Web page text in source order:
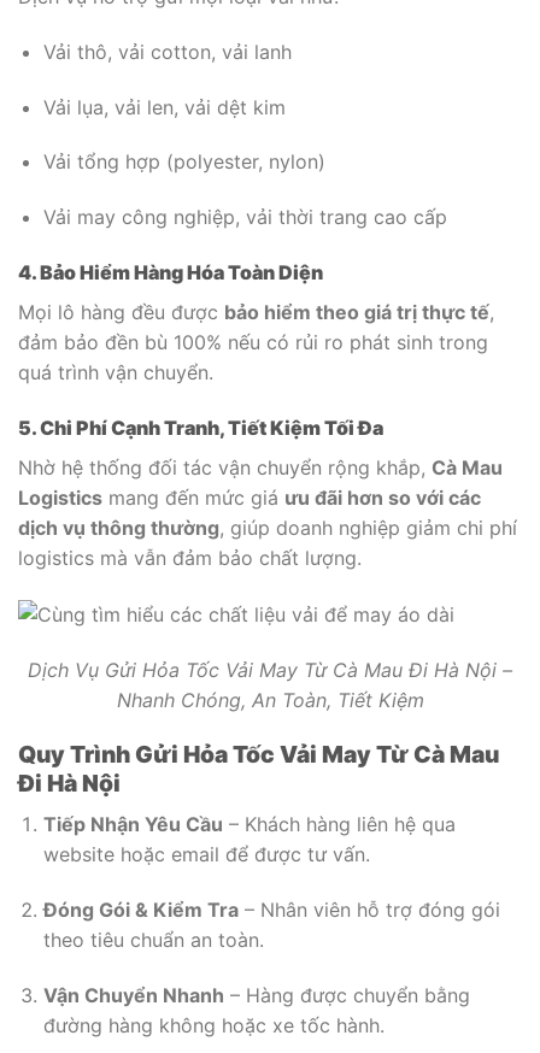
Vải thô, vải cotton, vải lanh
Vải lụa, vải len, vải dệt kim
Vải tổng hợp (polyester, nylon)
Vải may công nghiệp, vải thời trang cao cấp
4. Bảo Hiểm Hàng Hóa Toàn Diện
Mọi lô hàng đều được bảo hiểm theo giá trị thực tế,
đảm bảo đền bù 100% nếu có rủi ro phát sinh trong
quá trình vận chuyển.
5. Chi Phí Cạnh Tranh, Tiết Kiệm Tối Đa
Nhờ hệ thống đối tác vận chuyển rộng khắp, Cà Mau
Logistics mang đến mức giá ưu đãi hơn so với các
dịch vụ thông thường, giúp doanh nghiệp giảm chi phí
logistics mà vẫn đảm bảo chất lượng.
Dịch Vụ Gửi Hỏa Tốc Vải May Từ Cà Mau Đi Hà Nội –
Nhanh Chóng, An Toàn, Tiết Kiệm
Quy Trình Gửi Hỏa Tốc Vải May Từ Cà Mau
Đi Hà Nội
Tiếp Nhận Yêu Cầu – Khách hàng liên hệ qua
website hoặc email để được tư vấn.
Đóng Gói & Kiểm Tra– Nhân viên hỗ trợ đóng gói
theo tiêu chuẩn an toàn.
Vận Chuyển Nhanh – Hàng được chuyển bằng
đường hàng không hoặc xe tốc hành.